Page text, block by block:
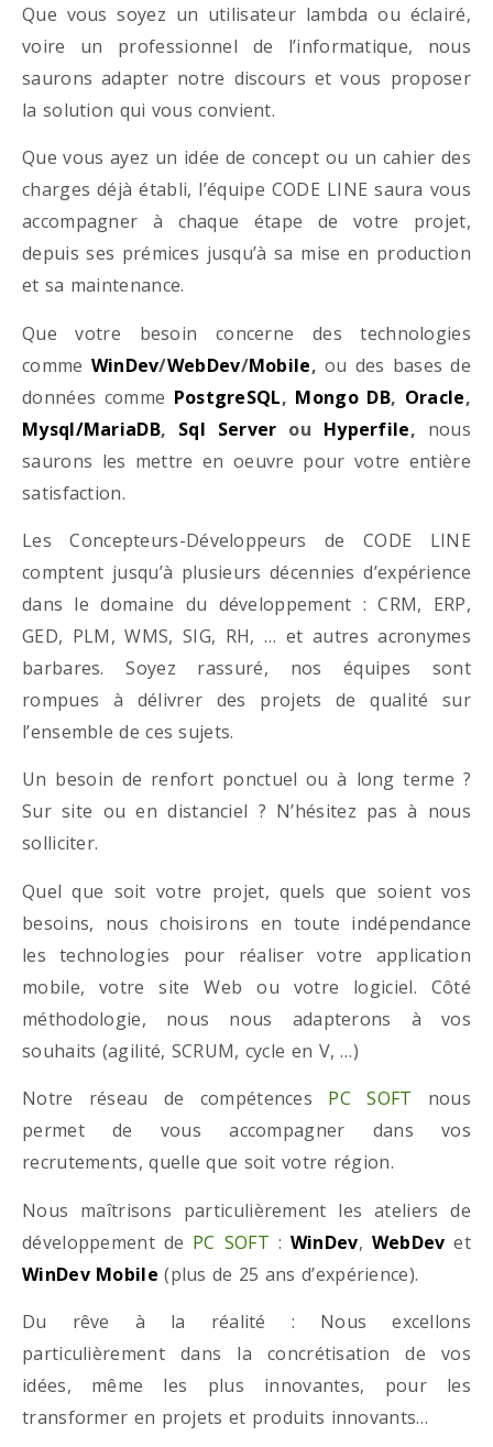
Que vous soyez un utilisateur lambda ou éclairé,
voire un professionnel de l’informatique, nous
saurons adapter notre discours et vous proposer
la solution qui vous convient.
Que vous ayez un idée de concept ou un cahier des
charges déjà établi, l’équipe CODE LINE saura vous
accompagner à chaque étape de votre projet,
depuis ses prémices jusqu’à sa mise en production
et sa maintenance.
Que votre besoin concerne des technologies
comme WinDev/WebDev/Mobile, ou des bases de
données comme PostgreSQL, Mongo DB, Oracle,
Mysql/MariaDB, Sql Server ou Hyperfile, nous
saurons les mettre en oeuvre pour votre entière
satisfaction.
Les Concepteurs-Développeurs de CODE LINE
comptent jusqu’à plusieurs décennies d’expérience
dans le domaine du développement : CRM, ERP,
GED, PLM, WMS, SIG, RH, … et autres acronymes
barbares. Soyez rassuré, nos équipes sont
rompues à délivrer des projets de qualité sur
l’ensemble de ces sujets.
Un besoin de renfort ponctuel ou à long terme ?
Sur site ou en distanciel ? N’hésitez pas à nous
solliciter.
Quel que soit votre projet, quels que soient vos
besoins, nous choisirons en toute indépendance
les technologies pour réaliser votre application
mobile, votre site Web ou votre logiciel. Côté
méthodologie, nous nous adapterons à vos
souhaits (agilité, SCRUM, cycle en V, …)
Notre réseau de compétences PC SOFT nous
permet de vous accompagner dans vos
recrutements, quelle que soit votre région.
Nous maîtrisons particulièrement les ateliers de
développement de PC SOFT : WinDev, WebDev et
WinDev Mobile (plus de 25 ans d’expérience).
Du rêve à la réalité : Nous excellons
particulièrement dans la concrétisation de vos
idées, même les plus innovantes, pour les
transformer en projets et produits innovants…